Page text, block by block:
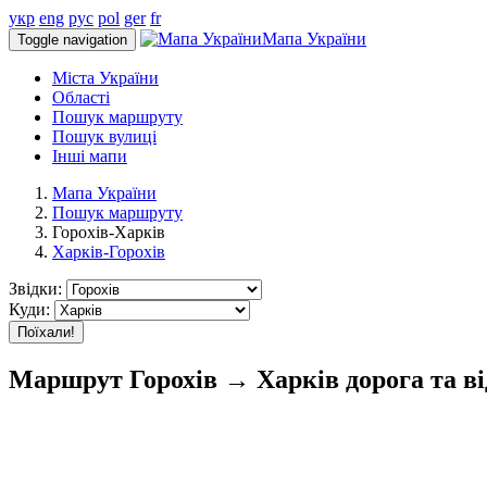
укр eng рус pol ger fr
Toggle navigation Мапа України
Міста України
Області
Пошук маршруту
Пошук вулиці
Інші мапи
Мапа України
Пошук маршруту
Горохів-Харків
Харків-Горохів
Звідки:
Куди:
Поїхали!
Маршрут Горохів → Харків дорога та